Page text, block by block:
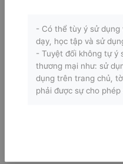
- Có thể tùy ý sử dụng
dạy, học tập và sử
- Tuyệt đối không tự ý
thương mại như: sử
dụng trên trang chủ,
phải được sự cho